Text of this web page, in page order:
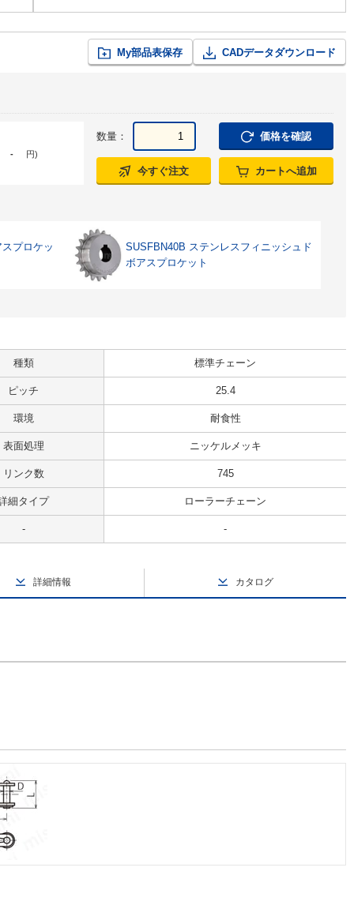
My部品表保存 CADデータダウンロード
- 円)
数量： 価格を確認
今すぐ注文 カートへ追加
プロケッ
SUSFBN40B ステンレスフィニッシュド
ボアスプロケット
種類 標準チェーン
ピッチ 25.4
環境 耐食性
表面処理 ニッケルメッキ
リンク数 745
細タイプ ローラーチェーン
- -
詳細情報 カタログ